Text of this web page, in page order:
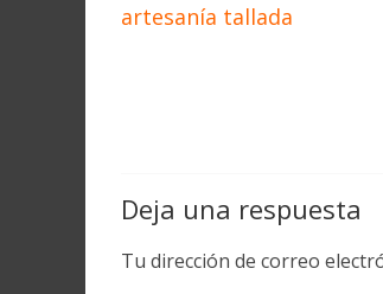
artesanía tallada
Deja una respuesta
Tu dirección de correo